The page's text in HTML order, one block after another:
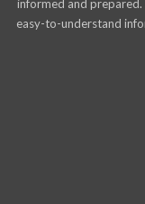
informed and
easy-to-understand